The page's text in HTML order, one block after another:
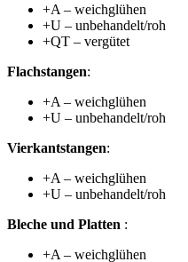
+A – weichglühen
+U – unbehandelt/roh
+QT – vergütet
Flachstangen:
+A – weichglühen
+U – unbehandelt/roh
Vierkantstangen:
+A – weichglühen
+U – unbehandelt/roh
Bleche und Platten :
+A – weichglühen